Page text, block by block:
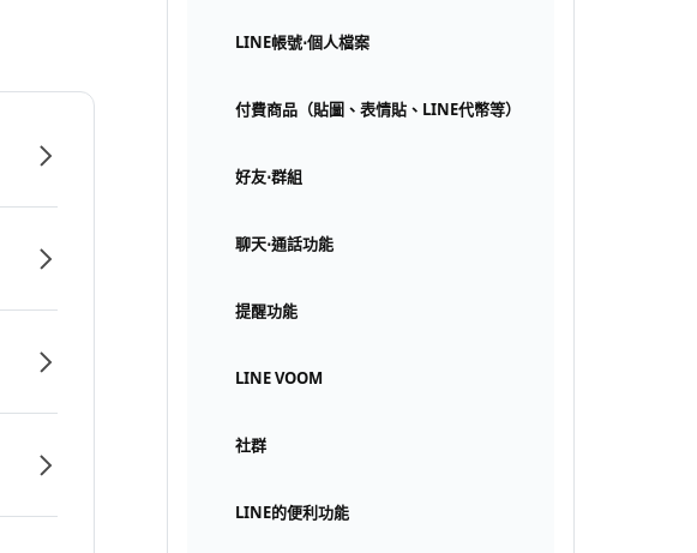
LINE帳號⋅個人檔案
付費商品（貼圖、表情貼、LINE代幣等）
好友⋅群組
聊天⋅通話功能
提醒功能
LINE VOOM
社群
LINE的便利功能